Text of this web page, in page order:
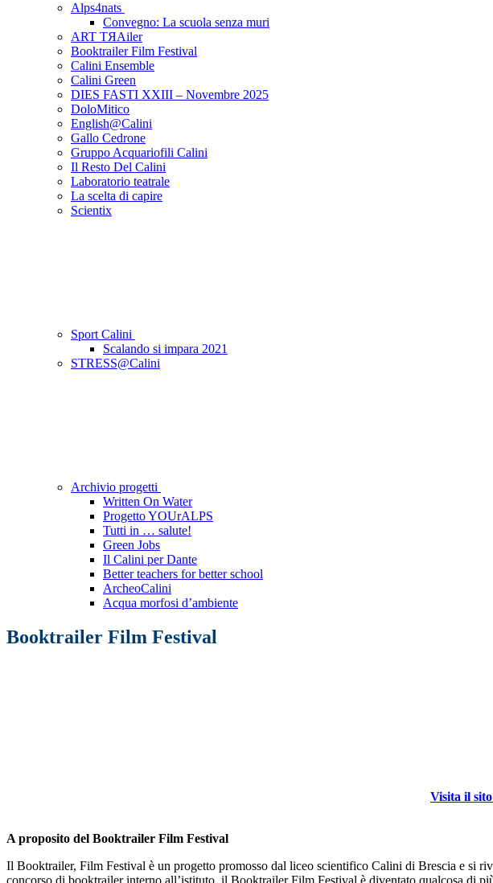
Alps4nats
Convegno: La scuola senza muri
ART TЯAiler
Booktrailer Film Festival
Calini Ensemble
Calini Green
DIES FASTI XXIII – Novembre 2025
DoloMitico
English@Calini
Gallo Cedrone
Gruppo Acquariofili Calini
Il Resto Del Calini
Laboratorio teatrale
La scelta di capire
Scientix
Sport Calini
Scalando si impara 2021
STRESS@Calini
Archivio progetti
Written On Water
Progetto YOUrALPS
Tutti in … salute!
Green Jobs
Il Calini per Dante
Better teachers for better school
ArcheoCalini
Acqua morfosi d’ambiente
Booktrailer Film Festival
Visita il
A proposito del Booktrailer Film Festival
Il Booktrailer, Film Festival è un progetto promosso dal liceo scientifico Calini di Brescia e si